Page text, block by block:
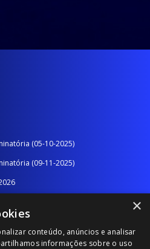
(05-10-2025)
(09-11-2025)
2025-2026
×
conteúdo, anúncios e analisar
informações sobre o uso